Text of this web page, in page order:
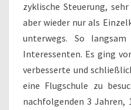
zyklische Steuerung,
aber wieder nur als
unterwegs. So
Interessenten. Es ging
verbesserte und
eine Flugschule zu
nachfolgenden 3 Jahren,